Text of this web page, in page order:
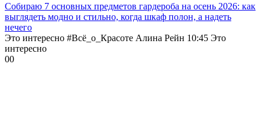
Собираю 7 основных предметов гардероба на осень 2026: как
выглядеть модно и стильно, когда шкаф полон, а надеть
нечего
Это интересно #Всё_о_Красоте Алина Рейн 10:45 Это
интересно
00